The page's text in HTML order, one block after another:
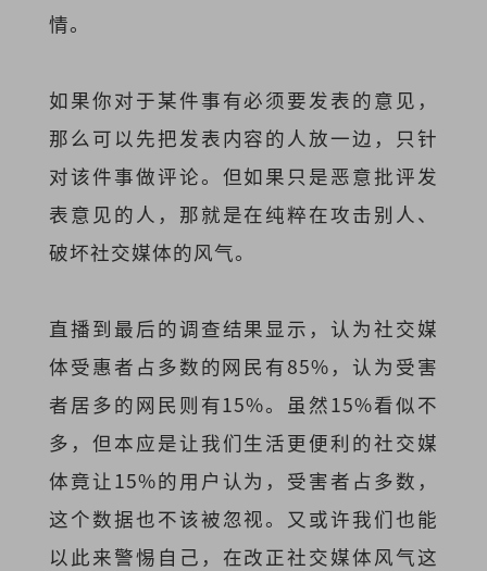
情。
如果你对于某件事有必须要发表的意见，
那么可以先把发表内容的人放一边，只针
对该件事做评论。但如果只是恶意批评发
表意见的人，那就是在纯粹在攻击别人、
破坏社交媒体的风气。
直播到最后的调查结果显示，认为社交媒
体受惠者占多数的网民有85%，认为受害
者居多的网民则有15%。虽然15%看似不
多，但本应是让我们生活更便利的社交媒
体竟让15%的用户认为，受害者占多数，
这个数据也不该被忽视。又或许我们也能
以此来警惕自己，在改正社交媒体风气这